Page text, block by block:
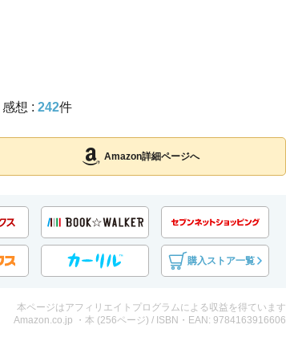
感想 : 242件
Amazon詳細ページへ
購入ストア一覧
本ページはアフィリエイトプログラムによる収益を得ています
Amazon.co.jp ・本 (256ページ) / ISBN・EAN: 9784163916606